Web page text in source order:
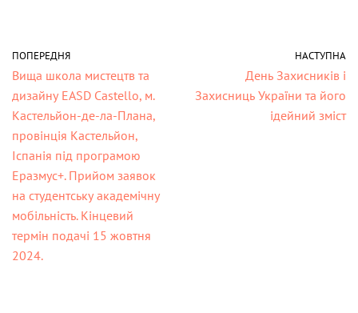
ПОПЕРЕДНЯ
Вища школа мистецтв та
дизайну EASD Castello, м.
Кастельйон-де-ла-Плана,
провінція Кастельйон,
Іспанія під програмою
Еразмус+. Прийом заявок
на студентську академічну
мобільність. Кінцевий
термін подачі 15 жовтня
2024.
НАСТУПНА
День Захисників і
Захисниць України та його
ідейний зміст